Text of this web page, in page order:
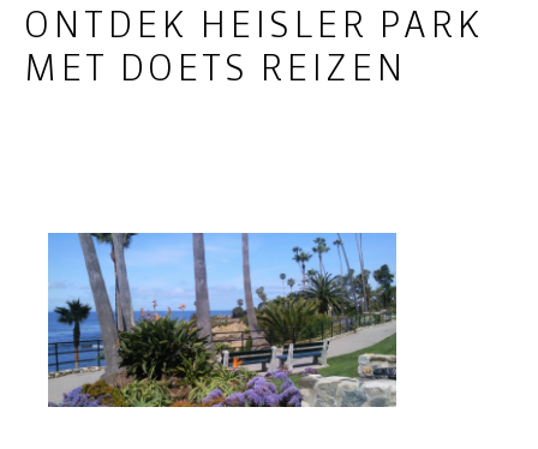
ONTDEK HEISLER PARK
MET DOETS REIZEN